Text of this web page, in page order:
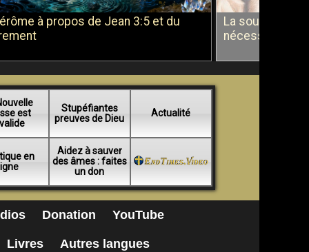
à propos de Jean 3:5 et du
La soumission
nécessité du
est
Stupéfiantes
preuves de Dieu
Actualité
en
Aidez à sauver
des âmes : faites
un don
Donation YouTube
Livres Autres langues